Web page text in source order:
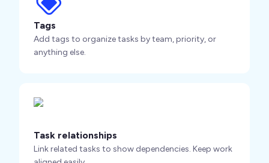
Tags
Add tags to organize tasks by team, priority, or
anything else.
Task relationships
Link related tasks to show dependencies. Keep work